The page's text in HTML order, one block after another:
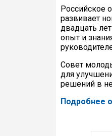
Российское
развивает
двадцать
опыт и
Совет
для
решений в
Подробнее